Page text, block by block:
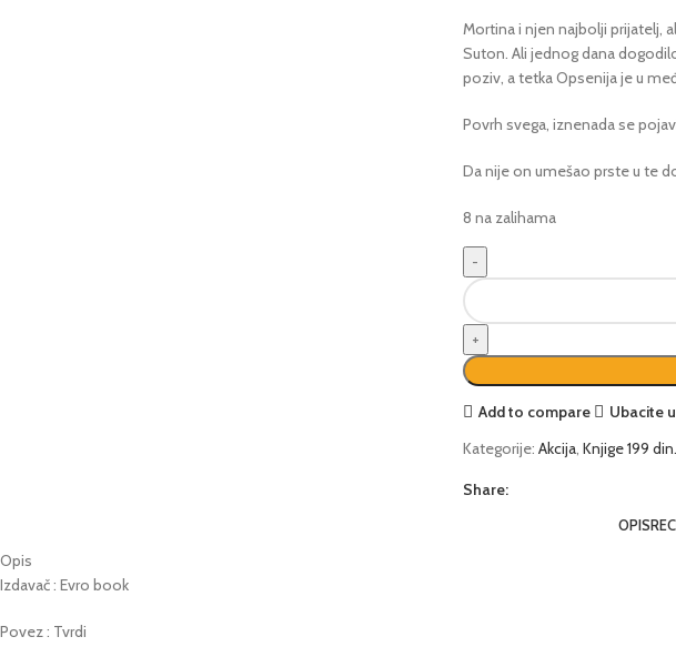
Mortina i njen najbolji prijatelj,
Suton. Ali jednog dana
poziv, a tetka Opsenija je u
Povrh svega, iznenada se
Da nije on umešao prste u te
8 na zalihama
Add to compare
Ubacite
Kategorije: Akcija, Knjige 199
Share:
OPIS
Opis
Izdavač : Evro book
Povez : Tvrdi